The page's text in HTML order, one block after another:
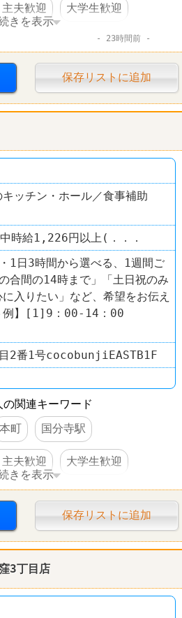
夫歓迎 大学生歓迎
服装自由
スーパー
雑貨屋 ピカソ
きを表示
23時間前
保存リストに追加
ッチン・ホール／食事補助
時給1,226円以上(．．．
日3時間から選べる、1週間ご
合間の14時まで」「土日祝のみ
入りたい」など、希望をお伝え
例】[1]9：00-14：00
2番1号cocobunjiEASTB1F
の関連キーワード
本町 国分寺駅
夫歓迎 大学生歓迎
社員登用あり 駅チカ
躍
きを表示
保存リストに追加
3丁目店